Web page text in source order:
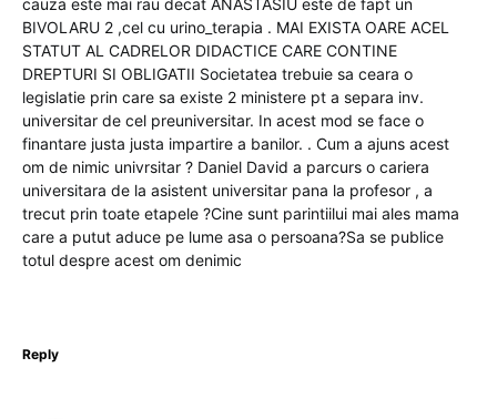
cauza este mai rau decat ANASTASIU este de fapt un
BIVOLARU 2 ,cel cu urino_terapia . MAI EXISTA OARE ACEL
STATUT AL CADRELOR DIDACTICE CARE CONTINE
DREPTURI SI OBLIGATII Societatea trebuie sa ceara o
legislatie prin care sa existe 2 ministere pt a separa inv.
universitar de cel preuniversitar. In acest mod se face o
finantare justa justa impartire a banilor. . Cum a ajuns acest
om de nimic univrsitar ? Daniel David a parcurs o cariera
universitara de la asistent universitar pana la profesor , a
trecut prin toate etapele ?Cine sunt parintiilui mai ales mama
care a putut aduce pe lume asa o persoana?Sa se publice
totul despre acest om denimic
Reply